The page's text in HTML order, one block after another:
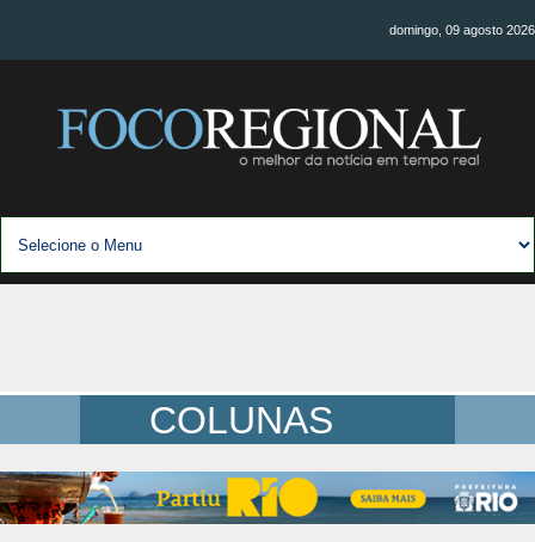
domingo, 09 agosto 2026
COLUNAS